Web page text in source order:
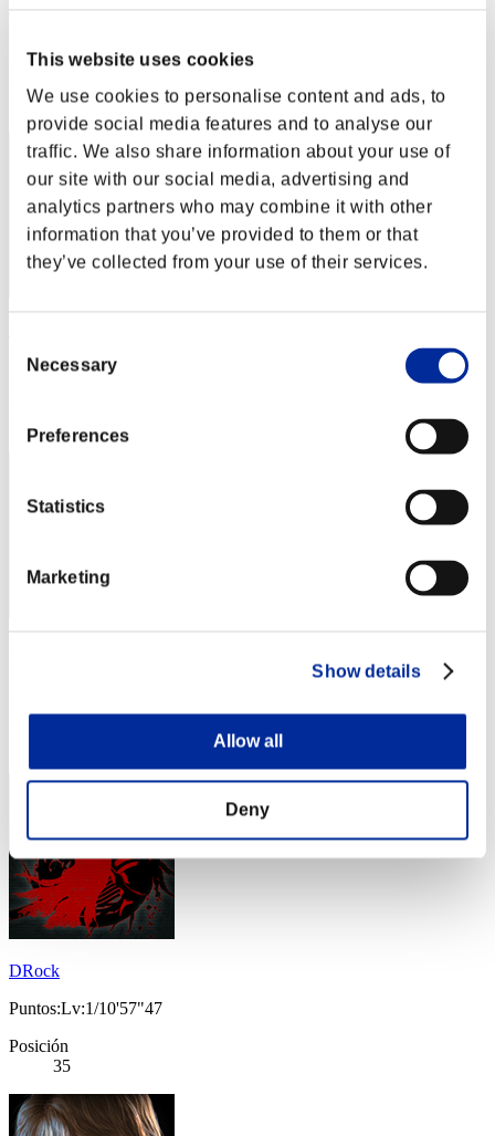
This website uses cookies
We use cookies to personalise content and ads, to
provide social media features and to analyse our
traffic. We also share information about your use of
our site with our social media, advertising and
analytics partners who may combine it with other
information that you’ve provided to them or that
they’ve collected from your use of their services.
Selection
Necessary
Preferences
Statistics
Marketing
Show details
Allow all
Deny
モモイチカ
32
Puntos:Lv:1/09'13"56
33
DRock
Puntos:Lv:1/10'57"47
Posición
35